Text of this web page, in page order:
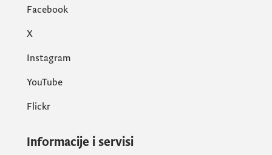
Facebook
X
Instagram
YouTube
Flickr
Informacije i servisi